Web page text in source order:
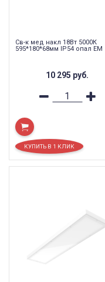
Св-к мед накл 18Вт 5000К
595*180*68мм IP54 опал EM
10 295 руб.